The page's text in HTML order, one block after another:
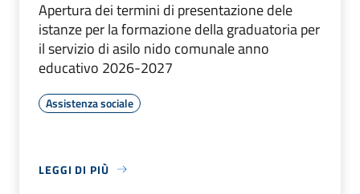
Apertura dei termini di presentazione dele
istanze per la formazione della graduatoria per
il servizio di asilo nido comunale anno
educativo 2026-2027
Assistenza sociale
LEGGI DI PIÙ